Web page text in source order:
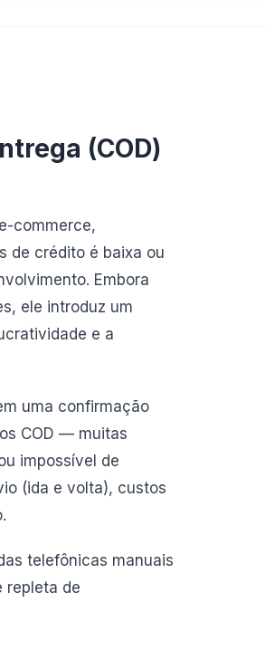
(COD)
commerce,
de crédito é baixa ou
Embora
ele introduz um
e a
uma confirmação
COD — muitas
impossível de
(ida e volta), custos
telefônicas manuais
repleta de